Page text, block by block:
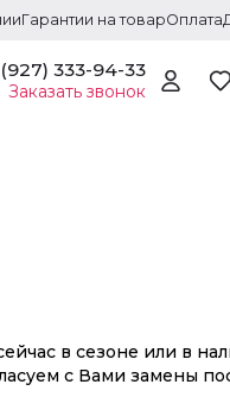
Гарантии на товарОплата
333-94-33
Заказать звонок
в сезоне или в
с Вами замены